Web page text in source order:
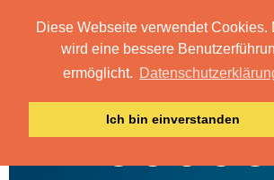
Diese Webseite verwendet Cookies.
wird eine bessere
ermöglicht.
Ich bin einverstanden
Neu bei transGEN